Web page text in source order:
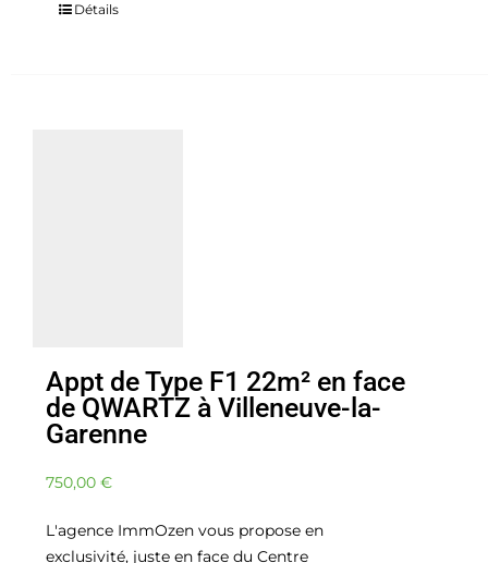
Détails
Appt de Type F1 22m² en face
de QWARTZ à Villeneuve-la-
Garenne
750,00 €
L'agence ImmOzen vous propose en
exclusivité, juste en face du Centre